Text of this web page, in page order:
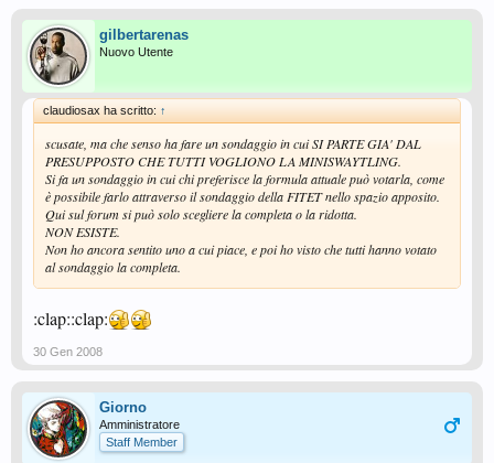
gilbertarenas
Nuovo Utente
claudiosax ha scritto: ↑
scusate, ma che senso ha fare un sondaggio in cui SI PARTE GIA' DAL
PRESUPPOSTO CHE TUTTI VOGLIONO LA MINISWAYTLING.
Si fa un sondaggio in cui chi preferisce la formula attuale può votarla, come
è possibile farlo attraverso il sondaggio della FITET nello spazio apposito.
Qui sul forum si può solo scegliere la completa o la ridotta.
NON ESISTE.
Non ho ancora sentito uno a cui piace, e poi ho visto che tutti hanno votato
al sondaggio la completa.
:clap::clap:
30 Gen 2008
Giorno
Amministratore
Staff Member